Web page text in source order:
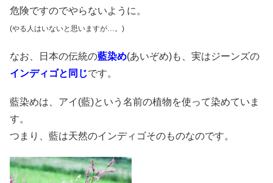
危険ですのでやらないように。
(やる人はいないと思いますが…。)
なお、日本の伝統の藍染め(あいぞめ)も、実はジーンズの
インディゴと同じです。
藍染めは、アイ(藍)という名前の植物を使って染めていま
す。
つまり、藍は天然のインディゴそのものなのです。